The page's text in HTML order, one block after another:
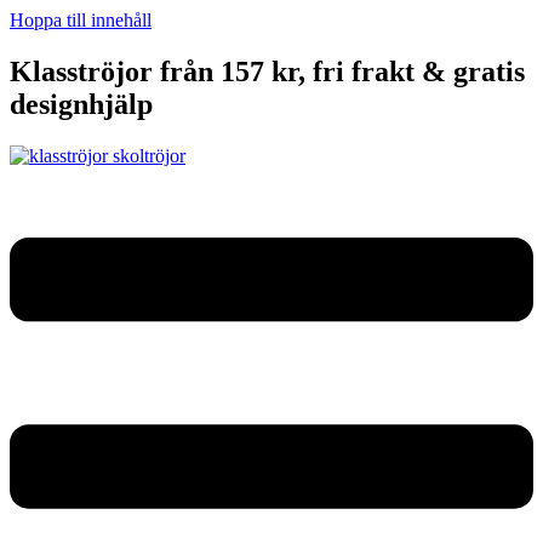
Hoppa till innehåll
Klasströjor från 157 kr, fri frakt & gratis
designhjälp